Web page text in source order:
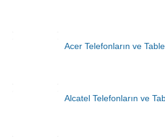
Acer Telefonların ve
Alcatel Telefonların ve